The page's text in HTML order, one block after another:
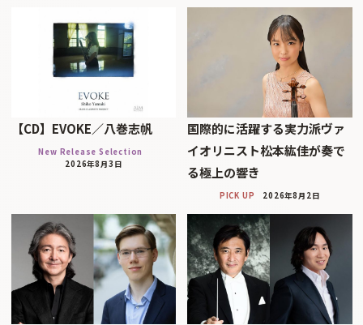
【CD】EVOKE／八巻志帆
New Release Selection
2026年8月3日
国際的に活躍する実力派ヴァ
イオリニスト松本紘佳が奏で
る極上の響き
PICK UP 2026年8月2日